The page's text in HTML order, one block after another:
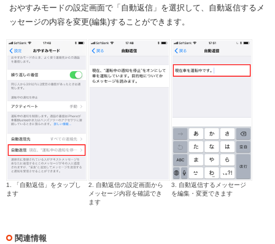
おやすみモードの設定画面で「自動返信」を選択して、自動返信するメ
ッセージの内容を変更(編集)することができます。
1. 「自動返信」をタップし
ます
2. 自動返信の設定画面から
メッセージ内容を確認でき
ます
3. 自動返信するメッセージ
を編集・変更できます
関連情報